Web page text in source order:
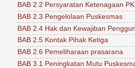
BAB 2.2 Persyaratan Ketenagaan
BAB 2.3 Pengelolaan Puskesmas
BAB 2.4 Hak dan Kewajiban
BAB 2.5 Kontak Pihak Ketiga
BAB 2.6 Pemeliharaan prasarana
BAB 3.1 Peningkatan Mutu